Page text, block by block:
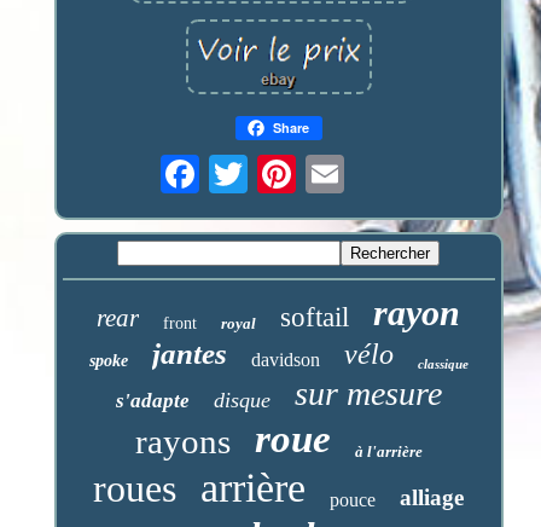
Share
rear front royal softail rayon
spoke jantes davidson vélo classique
s'adapte disque sur mesure
rayons roue à l'arrière
roues arrière pouce alliage